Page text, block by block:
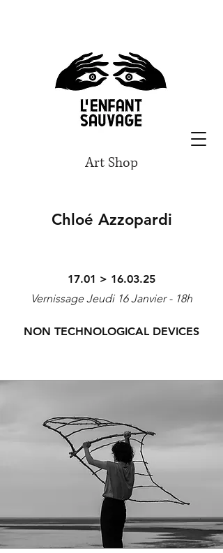
Art Shop
Chloé Azzopardi
17.01 > 16.03.25
Vernissage Jeudi 16 Janvier - 18h
NON TECHNOLOGICAL DEVICES